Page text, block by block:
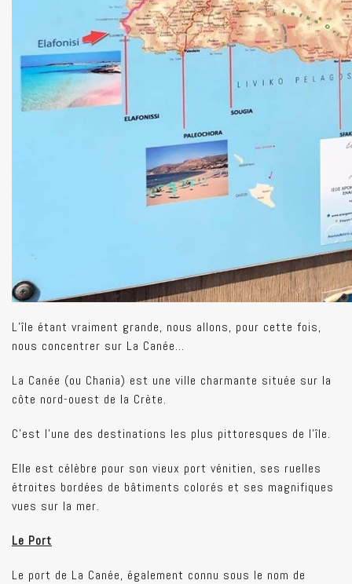
L’île étant vraiment grande, nous allons, pour cette fois,
nous concentrer sur La Canée…
La Canée (ou Chania) est une ville charmante située sur la
côte nord-ouest de la Crète.
C'est l'une des destinations les plus pittoresques de l'île.
Elle est célèbre pour son vieux port vénitien, ses ruelles
étroites bordées de bâtiments colorés et ses magnifiques
vues sur la mer.
Le Port
Le port de La Canée, également connu sous le nom de